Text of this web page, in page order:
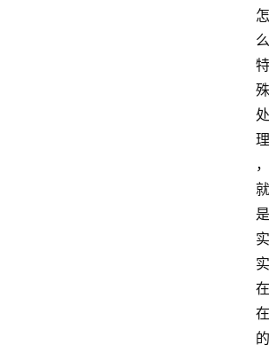
怎
么
特
殊
处
理
，
就
是
实
实
在
在
的